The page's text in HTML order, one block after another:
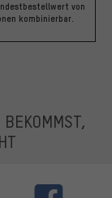
von
kombinierbar.